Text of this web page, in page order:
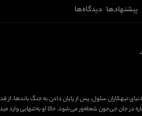
پیشنهادها دیدگاه‌ها
تبهکاران سئول، پس از پایان دادن به جنگ باندها،
در جان جی‌جون شعله‌ور می‌شود. حالا او به‌تنهایی وارد